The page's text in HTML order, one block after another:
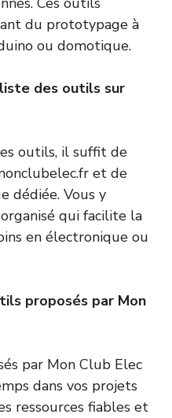
du prototypage à
ou domotique.
des outils sur
outils, il suffit de
et de
dédiée. Vous y
qui facilite la
en électronique ou
proposés par Mon
par Mon Club Elec
dans vos projets
ressources fiables et